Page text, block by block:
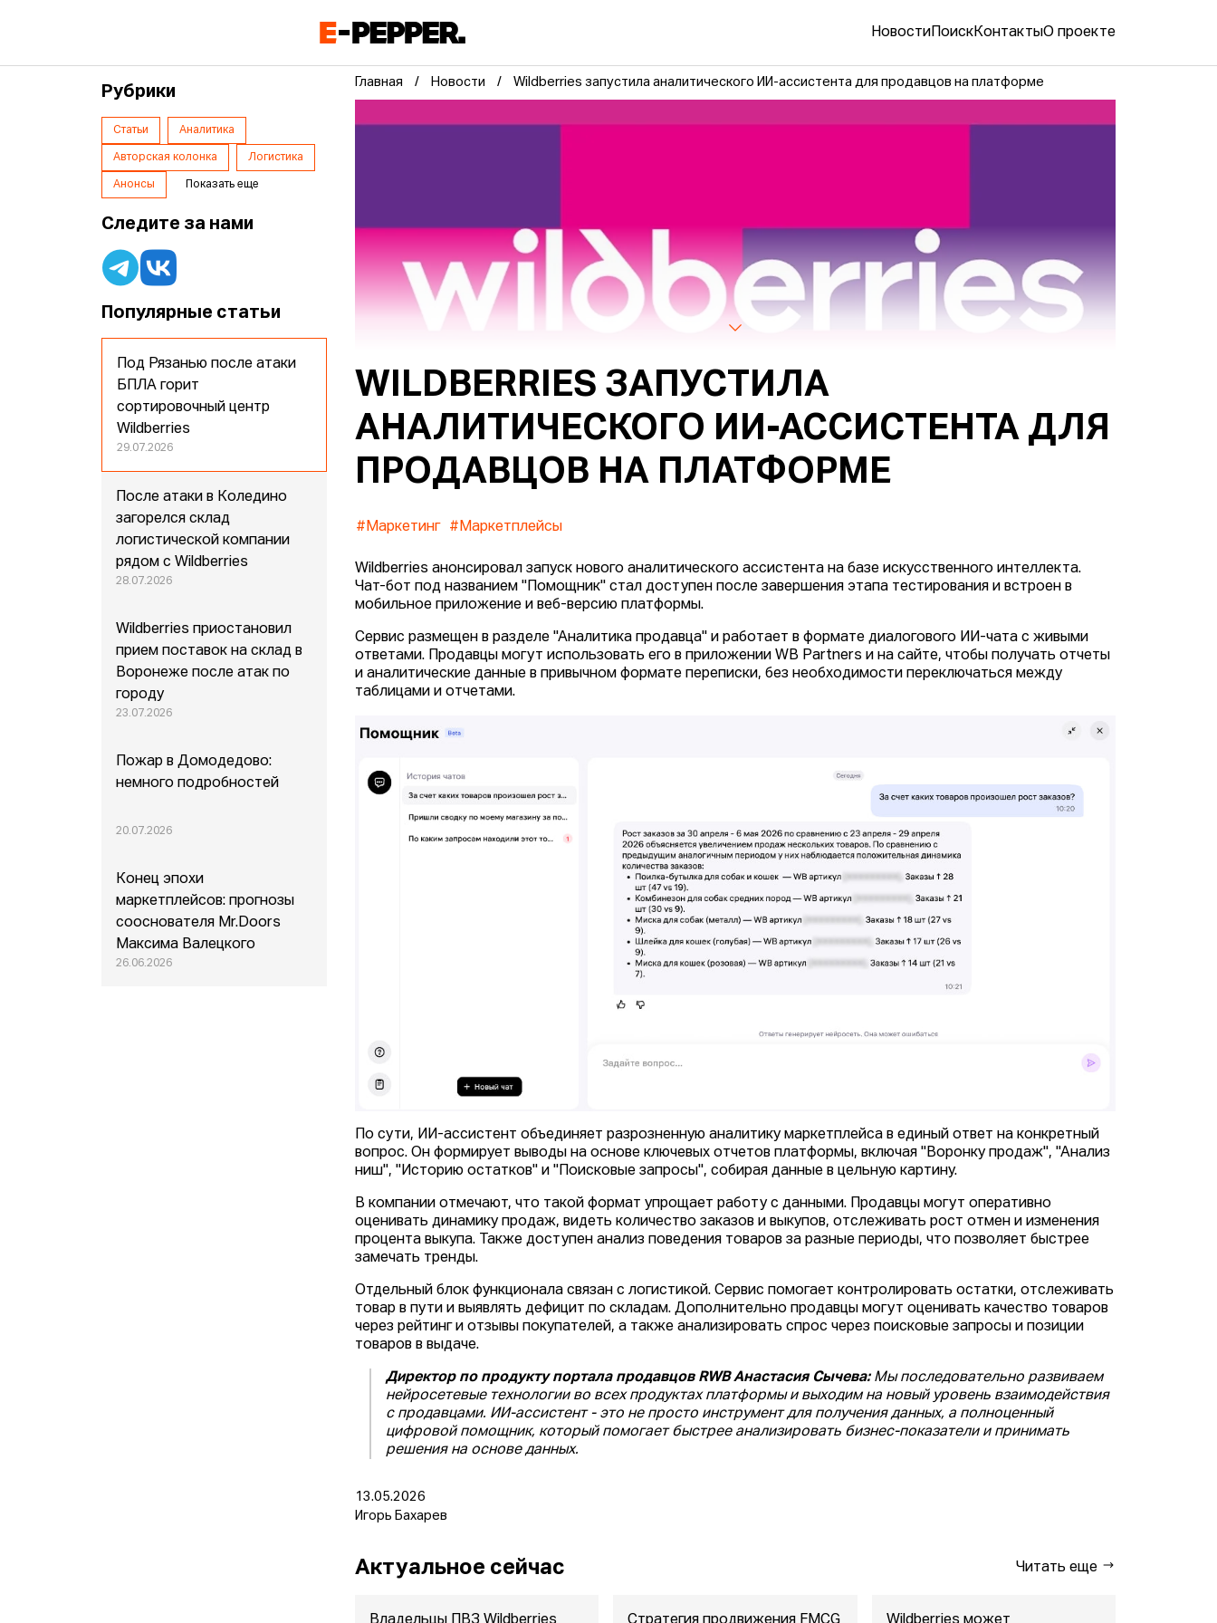
Новости ПоискКонтактыО проекте
Главная Новости Wildberries запустила аналитического ИИ-ассистента для продавцов на платформе
WILDBERRIES ЗАПУСТИЛА
АНАЛИТИЧЕСКОГО ИИ-АССИСТЕНТА ДЛЯ
ПРОДАВЦОВ НА ПЛАТФОРМЕ
#Маркетинг #Маркетплейсы
Wildberries анонсировал запуск нового аналитического ассистента на базе искусственного интеллекта.
Чат-бот под названием "Помощник" стал доступен после завершения этапа тестирования и встроен в
мобильное приложение и веб-версию платформы.
Сервис размещен в разделе "Аналитика продавца" и работает в формате диалогового ИИ-чата с живыми
ответами. Продавцы могут использовать его в приложении WB Partners и на сайте, чтобы получать отчеты
и аналитические данные в привычном формате переписки, без необходимости переключаться между
таблицами и отчетами.
По сути, ИИ-ассистент объединяет разрозненную аналитику маркетплейса в единый ответ на конкретный
вопрос. Он формирует выводы на основе ключевых отчетов платформы, включая "Воронку продаж", "Анализ
ниш", "Историю остатков" и "Поисковые запросы", собирая данные в цельную картину.
В компании отмечают, что такой формат упрощает работу с данными. Продавцы могут оперативно
оценивать динамику продаж, видеть количество заказов и выкупов, отслеживать рост отмен и изменения
процента выкупа. Также доступен анализ поведения товаров за разные периоды, что позволяет быстрее
замечать тренды.
Отдельный блок функционала связан с логистикой. Сервис помогает контролировать остатки, отслеживать
товар в пути и выявлять дефицит по складам. Дополнительно продавцы могут оценивать качество товаров
через рейтинг и отзывы покупателей, а также анализировать спрос через поисковые запросы и позиции
товаров в выдаче.
Директор по продукту портала продавцов RWB Анастасия Сычева: Мы последовательно развиваем
нейросетевые технологии во всех продуктах платформы и выходим на новый уровень взаимодействия
с продавцами. ИИ-ассистент - это не просто инструмент для получения данных, а полноценный
цифровой помощник, который помогает быстрее анализировать бизнес-показатели и принимать
решения на основе данных.
13.05.2026
Игорь Бахарев
Актуальное сейчас Читать еще
Рубрики
Статьи Аналитика
Авторская колонка Логистика
Анонсы Показать еще
Следите за нами
Популярные статьи
Под Рязанью после атаки
БПЛА горит
сортировочный центр
Wildberries
29.07.2026
После атаки в Коледино
загорелся склад
логистической компании
рядом с Wildberries
28.07.2026
Wildberries приостановил
прием поставок на склад в
Воронеже после атак по
городу
23.07.2026
Пожар в Домодедово:
немного подробностей
20.07.2026
Конец эпохи
маркетплейсов: прогнозы
сооснователя Mr.Doors
Максима Валецкого
26.06.2026